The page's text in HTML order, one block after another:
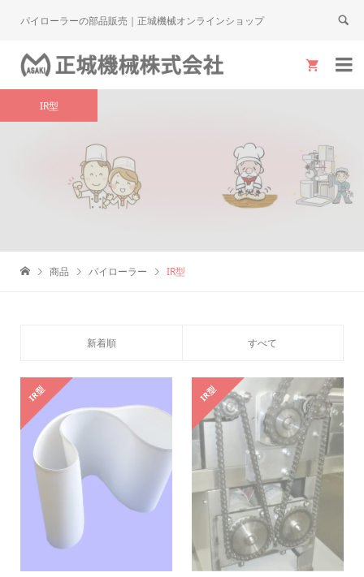
パイローラーの部品販売｜正城機械オンラインショップ


IR型
商品 パイローラー IR型
新着順 すべて
IR型 IR型